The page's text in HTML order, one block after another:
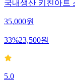
국내생산 키친아트
35,000원
33%23,500원
5.0